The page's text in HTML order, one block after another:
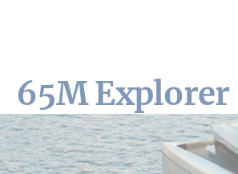
65M Explorer